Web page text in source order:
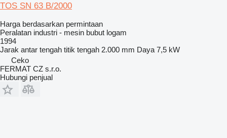
TOS SN 63 B/2000
Harga berdasarkan permintaan
Peralatan industri - mesin bubut logam
1994
Jarak antar tengah titik tengah 2.000 mm Daya 7,5 kW
Ceko
FERMAT CZ s.r.o.
Hubungi penjual